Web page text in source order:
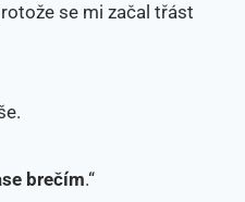
se mi začal třást
brečím.“